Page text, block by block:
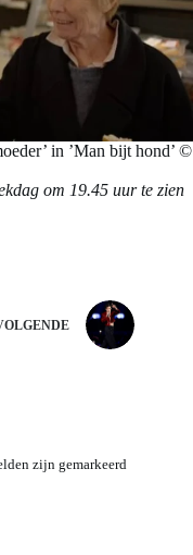
in ’Man bijt hond’ ©
om 19.45 uur te zien
zijn gemarkeerd